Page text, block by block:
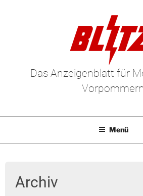
Das Anzeigenblatt für
Vorpommern
Menü
Archiv